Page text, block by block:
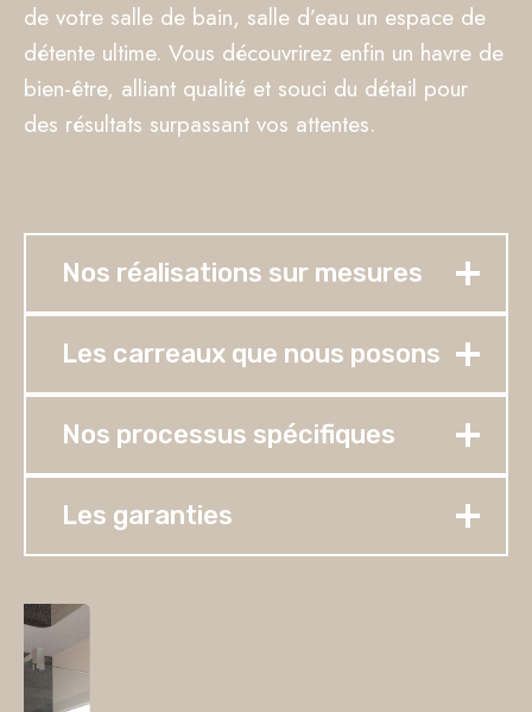
de votre salle de bain, salle d’eau un espace de
détente ultime. Vous découvrirez enfin un havre de
bien-être, alliant qualité et souci du détail pour
des résultats surpassant vos attentes.
Nos réalisations sur mesures
Les carreaux que nous posons
Nos processus spécifiques
Les garanties